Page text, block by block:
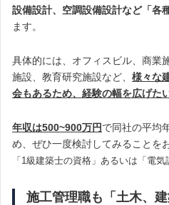
設備設計、空調設備設計など「各
ます。
具体的には、オフィスビル、商業
施設、教育研究施設など、 様々な
会もあるため、経験の幅を広げた
年収は500~900万円で同社の平均
め、ぜひ一度検討してみることを
「1級建築士の資格」あるいは「電気
施工管理職も「土木、